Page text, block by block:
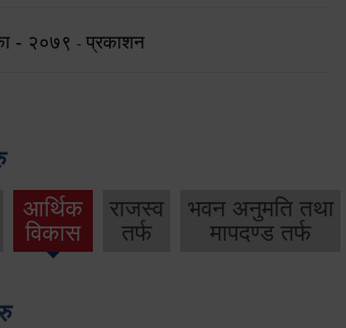
- २०७९ - प्रकाशन
आर्थिक
विकास
राजस्व
तर्फ
भवन अनुमति तथा
मापदण्ड तर्फ